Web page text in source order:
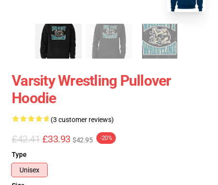
Varsity Wrestling Pullover
Hoodie
(3 customer reviews)
£42.41 £33.93 $42.95 -20%
Type
Unisex